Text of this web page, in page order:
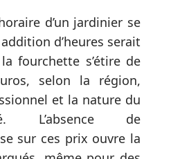
d’un jardinier se
d’heures serait
fourchette s’étire de
selon la région,
et la nature du
L’absence de
sur ces prix ouvre la